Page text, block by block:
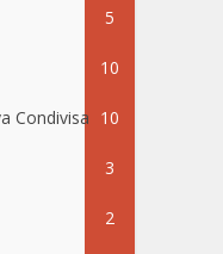
5
10
Condivisa 10
3
2